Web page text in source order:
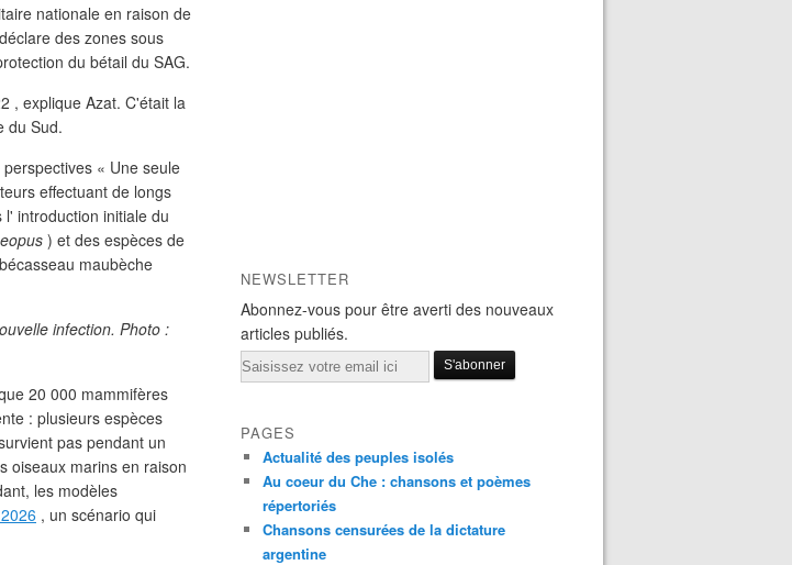
nationale en raison de
des zones sous
du bétail du SAG.
, explique Azat. C'était la
du Sud.
« Une seule
effectuant de longs
introduction initiale du
) et des espèces de
maubèche
infection. Photo :
20 000 mammifères
: plusieurs espèces
pas pendant un
oiseaux marins en raison
les modèles
, un scénario qui
NEWSLETTER
Abonnez-vous pour être averti des nouveaux
articles publiés.
Email
PAGES
Actualité des peuples isolés
Au coeur du Che : chansons et poèmes
répertoriés
Chansons censurées de la dictature
argentine